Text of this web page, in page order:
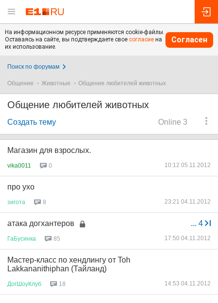
На информационном ресурсе применяются cookie-файлы.
Оставаясь на сайте, вы подтверждаете свое согласие на
их использование.
Согласен
Поиск по форумам
Общение Животные Общение любителей животных
Общение любителей животных
Online 3
Создать тему
Магазин для взрослых.
vika0011 0 10:12 05.11.2012
про ухо
зигота 8 23:21 04.11.2012
... 4
атака догхантеров
ГаБусинка 85 17:50 04.11.2012
Мастер-класс по хендлингу от Toh
Lakkananithiphan (Тайланд)
ДогШоуКлуб 18 14:53 04.11.2012